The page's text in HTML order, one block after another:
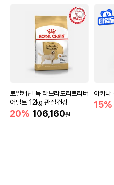
로얄캐닌 독 라브라도리트리버
어덜트 12kg 관절건강
20% 106,160원
아카나
15%